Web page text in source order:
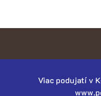
Viac podujatí v